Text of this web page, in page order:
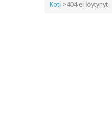
Koti >404 ei löytynyt